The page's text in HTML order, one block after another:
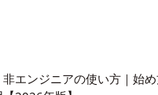
非エンジニアの使い方｜始